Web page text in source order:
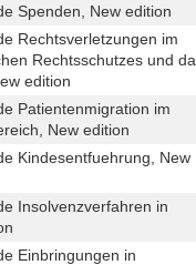
Spenden, New edition
Rechtsverletzungen im
Rechtsschutzes und
edition
Patientenmigration im
New edition
Kindesentfuehrung, New
Insolvenzverfahren in
Einbringungen in